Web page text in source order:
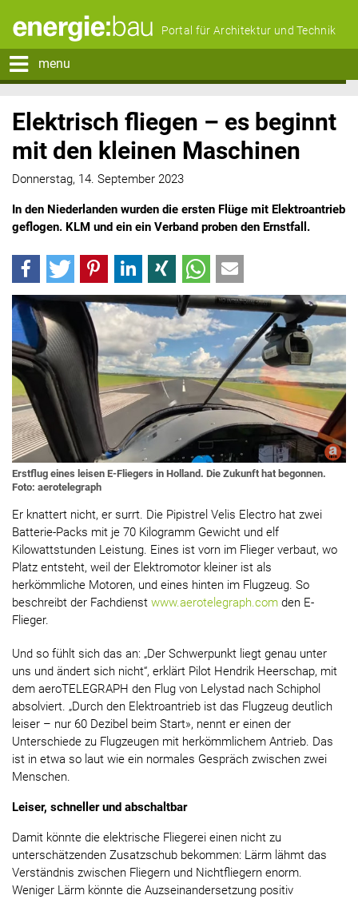
Portal für Architektur und Technik
menu
Elektrisch fliegen – es beginnt
mit den kleinen Maschinen
Donnerstag, 14. September 2023
In den Niederlanden wurden die ersten Flüge mit Elektroantrieb
geflogen. KLM und ein ein Verband proben den Ernstfall.
Erstflug eines leisen E-Fliegers in Holland. Die Zukunft hat begonnen.
Foto: aerotelegraph
Er knattert nicht, er surrt. Die Pipistrel Velis Electro hat zwei
Batterie-Packs mit je 70 Kilogramm Gewicht und elf
Kilowattstunden Leistung. Eines ist vorn im Flieger verbaut, wo
Platz entsteht, weil der Elektromotor kleiner ist als
herkömmliche Motoren, und eines hinten im Flugzeug. So
beschreibt der Fachdienst www.aerotelegraph.com den E-
Flieger.
Und so fühlt sich das an: „Der Schwerpunkt liegt genau unter
uns und ändert sich nicht“, erklärt Pilot Hendrik Heerschap, mit
dem aeroTELEGRAPH den Flug von Lelystad nach Schiphol
absolviert. „Durch den Elektroantrieb ist das Flugzeug deutlich
leiser – nur 60 Dezibel beim Start», nennt er einen der
Unterschiede zu Flugzeugen mit herkömmlichem Antrieb. Das
ist in etwa so laut wie ein normales Gespräch zwischen zwei
Menschen.
Leiser, schneller und abschaltbar
Damit könnte die elektrische Fliegerei einen nicht zu
unterschätzenden Zusatzschub bekommen: Lärm lähmt das
Verständnis zwischen Fliegern und Nichtfliegern enorm.
Weniger Lärm könnte die Auzseinandersetzung positiv